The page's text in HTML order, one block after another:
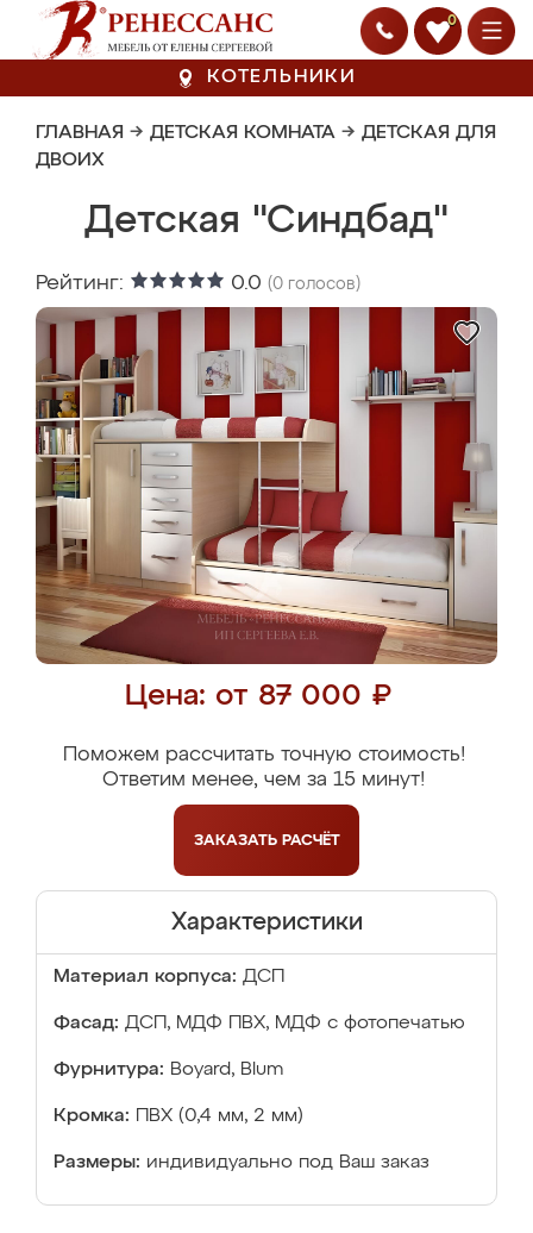
0
КОТЕЛЬНИКИ
ГЛАВНАЯ → ДЕТСКАЯ КОМНАТА → ДЕТСКАЯ ДЛЯ
ДВОИХ
Детская "Синдбад"
Рейтинг: 0.0 (0 голосов)
Цена: от 87 000 ₽
Поможем рассчитать точную стоимость!
Ответим менее, чем за 15 минут!
ЗАКАЗАТЬ РАСЧЁТ
Характеристики
Материал корпуса: ДСП
Фасад: ДСП, МДФ ПВХ, МДФ с фотопечатью
Фурнитура: Boyard, Blum
Кромка: ПВХ (0,4 мм, 2 мм)
Размеры: индивидуально под Ваш заказ